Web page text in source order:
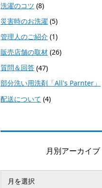
洗濯のコツ (8)
災害時のお洗濯 (5)
管理人のご紹介 (1)
販売店舗の取材 (26)
質問＆回答 (47)
部分洗い用洗剤「All's Parnter」
配送について (4)
月別アーカイブ